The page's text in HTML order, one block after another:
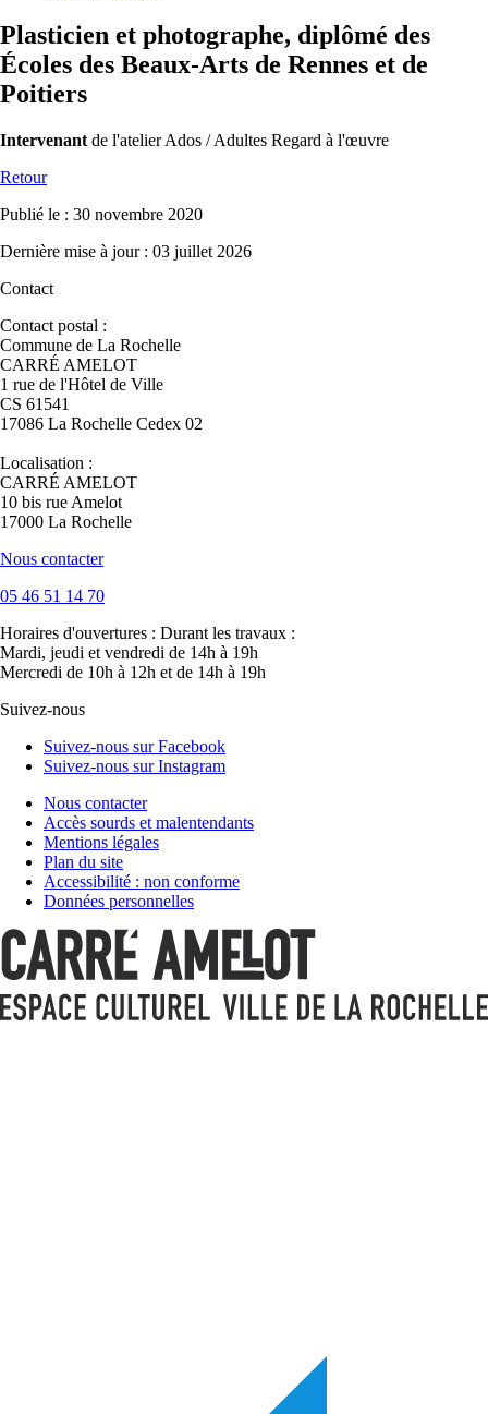
Plasticien et photographe, diplômé des
Écoles des Beaux-Arts de Rennes et de
Poitiers
Intervenant de l'atelier Ados / Adultes Regard à l'œuvre
Retour
Publié le : 30 novembre 2020
Dernière mise à jour : 03 juillet 2026
Contact
Contact postal :
Commune de La Rochelle
CARRÉ AMELOT
1 rue de l'Hôtel de Ville
CS 61541
17086 La Rochelle Cedex 02
Localisation :
CARRÉ AMELOT
10 bis rue Amelot
17000 La Rochelle
Nous contacter
05 46 51 14 70
Horaires d'ouvertures : Durant les travaux :
Mardi, jeudi et vendredi de 14h à 19h
Mercredi de 10h à 12h et de 14h à 19h
Suivez-nous
Suivez-nous sur Facebook
Suivez-nous sur Instagram
Nous contacter
Accès sourds et malentendants
Mentions légales
Plan du site
Accessibilité : non conforme
Données personnelles